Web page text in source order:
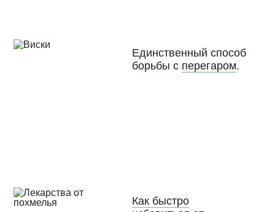
Единственный способ
борьбы с перегаром.
Как быстро